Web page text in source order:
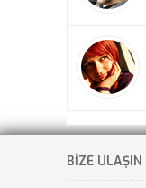
BİZE ULAŞIN